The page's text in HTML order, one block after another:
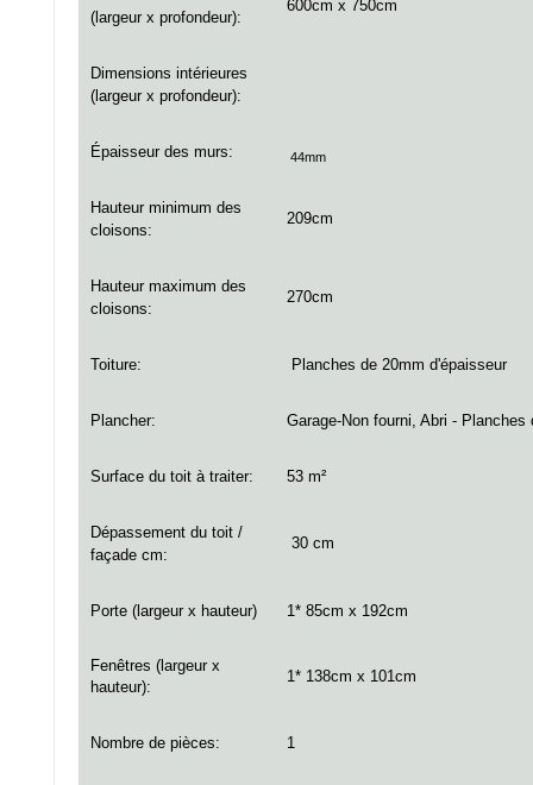
(largeur x profondeur):
600cm x 750cm
Dimensions intérieures
(largeur x profondeur):
Épaisseur des murs: 44mm
Hauteur minimum des
cloisons:
209cm
Hauteur maximum des
cloisons:
270cm
Toiture: Planches de 20mm d'épaisseur
Plancher: Garage-Non fourni, Abri - Planches
Surface du toit à traiter: 53 m²
Dépassement du toit /
façade cm:
30 cm
Porte (largeur x hauteur) 1* 85cm x 192cm
Fenêtres (largeur x
hauteur):
1* 138cm x 101cm
Nombre de pièces: 1